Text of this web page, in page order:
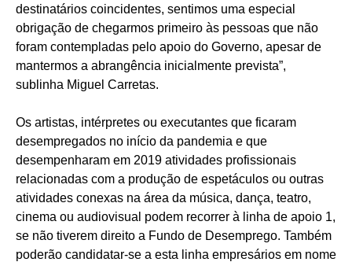
destinatários coincidentes, sentimos uma especial
obrigação de chegarmos primeiro às pessoas que não
foram contempladas pelo apoio do Governo, apesar de
mantermos a abrangência inicialmente prevista”,
sublinha Miguel Carretas.
Os artistas, intérpretes ou executantes que ficaram
desempregados no início da pandemia e que
desempenharam em 2019 atividades profissionais
relacionadas com a produção de espetáculos ou outras
atividades conexas na área da música, dança, teatro,
cinema ou audiovisual podem recorrer à linha de apoio 1,
se não tiverem direito a Fundo de Desemprego. Também
poderão candidatar-se a esta linha empresários em nome